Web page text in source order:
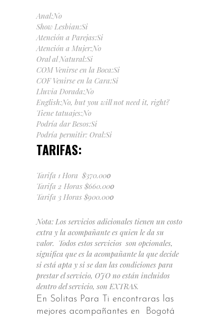
Anal:No
Show Lesbian:Si
Atención a Parejas:Si
Atención a Mujer:No
Oral al Natural:Si
COM Venirse en la Boca:Si
COF Venirse en la Cara:Si
Lluvia Dorada:No
English:No, but you will not need it, right?
Tiene tatuajes:No
Podría dar Besos:Si
Podría permitir: Oral:Si
TARIFAS:
Tarifa 1 Hora $370.000
Tarifa 2 Horas $660.000
Tarifa 3 Horas $900.000
Nota: Los servicios adicionales tienen un costo
extra y la acompañante es quien le da su
valor. Todos estos servicios son opcionales,
significa que es la acompañante la que decide
si está apta y si se dan las condiciones para
prestar el servicio, OJO no están incluidos
dentro del servicio, son EXTRAS.
En Solitas Para Ti encontraras las
mejores acompañantes en Bogotá